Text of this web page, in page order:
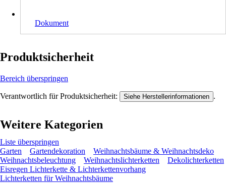
Dokument
Produktsicherheit
Bereich überspringen
Verantwortlich für Produktsicherheit: Siehe Herstellerinformationen .
Weitere Kategorien
Liste überspringen
Garten
Gartendekoration
Weihnachtsbäume & Weihnachtsdeko
Weihnachtsbeleuchtung
Weihnachtslichterketten
Dekolichterketten
Eisregen Lichterkette & Lichterkettenvorhang
Lichterketten für Weihnachtsbäume